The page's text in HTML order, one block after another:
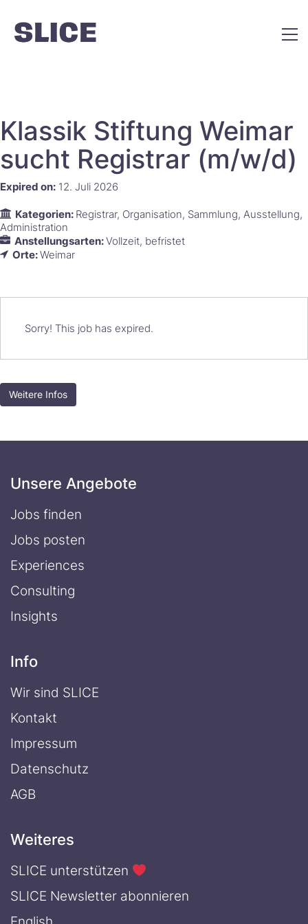
Klassik Stiftung Weimar
sucht Registrar (m/w/d)​​‌‌​‌‌​​​‌​​​
Expired on: 12. Juli 2026
Kategorien: Registrar Organisation Sammlung Ausstellung
Administration
Anstellungsarten:Vollzeit befristet
Orte:Weimar
Sorry! This job has expired.
Weitere Infos
Unsere Angebote
Jobs finden
Jobs posten
Experiences
Consulting
Insights
Info
Wir sind SLICE
Kontakt
Impressum
Datenschutz
AGB
Weiteres
SLICE unterstützen
SLICE Newsletter abonnieren